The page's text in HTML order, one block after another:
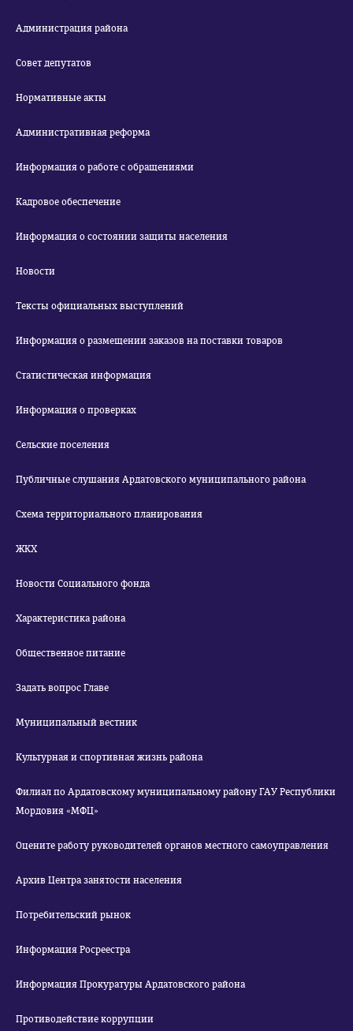
Администрация района
Совет депутатов
Нормативные акты
Административная реформа
Информация о работе с обращениями
Кадровое обеспечение
Информация о состоянии защиты населения
Новости
Тексты официальных выступлений
Информация о размещении заказов на поставки товаров
Статистическая информация
Информация о проверках
Сельские поселения
Публичные слушания Ардатовского муниципального района
Схема территориального планирования
ЖКХ
Новости Социального фонда
Характеристика района
Общественное питание
Задать вопрос Главе
Муниципальный вестник
Культурная и спортивная жизнь района
Филиал по Ардатовскому муниципальному району ГАУ Республики
Мордовия «МФЦ»
Оцените работу руководителей органов местного самоуправления
Архив Центра занятости населения
Потребительский рынок
Информация Росреестра
Информация Прокуратуры Ардатовского района
Противодействие коррупции